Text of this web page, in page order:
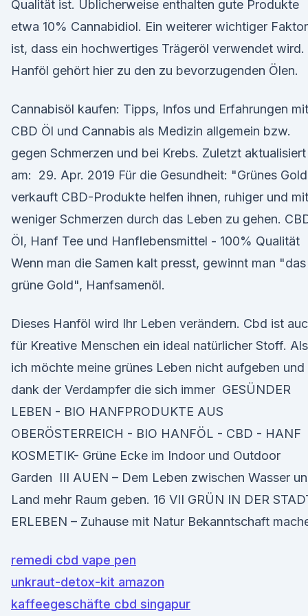
Qualität ist. Üblicherweise enthalten gute Produkte
etwa 10% Cannabidiol. Ein weiterer wichtiger Faktor
ist, dass ein hochwertiges Trägeröl verwendet wird.
Hanföl gehört hier zu den zu bevorzugenden Ölen.
Cannabisöl kaufen: Tipps, Infos und Erfahrungen mit
CBD Öl und Cannabis als Medizin allgemein bzw.
gegen Schmerzen und bei Krebs. Zuletzt aktualisiert
am: 29. Apr. 2019 Für die Gesundheit: "Grünes
verkauft CBD-Produkte helfen ihnen, ruhiger und mit
weniger Schmerzen durch das Leben zu gehen.
Öl, Hanf Tee und Hanflebensmittel - 100% Qualität
Wenn man die Samen kalt presst, gewinnt man "das
grüne Gold", Hanfsamenöl.
Dieses Hanföl wird Ihr Leben verändern. Cbd ist
für Kreative Menschen ein ideal natürlicher Stoff.
ich möchte meine grünes Leben nicht aufgeben und
dank der Verdampfer die sich immer GESÜNDER
LEBEN - BIO HANFPRODUKTE AUS
OBERÖSTERREICH - BIO HANFÖL - CBD - HANF
KOSMETIK- Grüne Ecke im Indoor und Outdoor
Garden III AUEN – Dem Leben zwischen Wasser
Land mehr Raum geben. 16 VII GRÜN IN DER
ERLEBEN – Zuhause mit Natur Bekanntschaft
remedi cbd vape pen
unkraut-detox-kit amazon
kaffeegeschäfte cbd singapur